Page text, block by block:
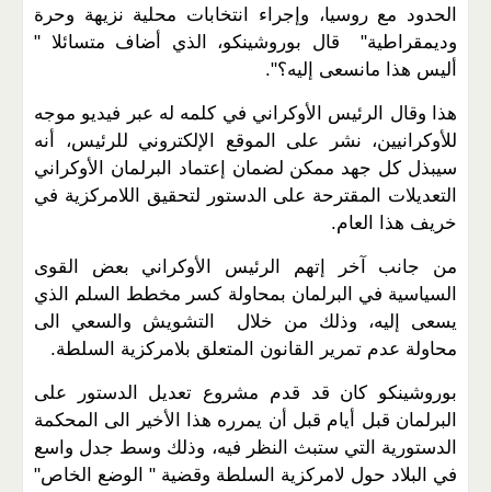
الحدود مع روسيا، وإجراء انتخابات محلية نزيهة وحرة
وديمقراطية" قال بوروشينكو، الذي أضاف متسائلا "
أليس هذا مانسعى إليه؟".
هذا وقال الرئيس الأوكراني في كلمه له عبر فيديو موجه
للأوكرانيين، نشر على الموقع الإلكتروني للرئيس، أنه
سيبذل كل جهد ممكن لضمان إعتماد البرلمان الأوكراني
التعديلات المقترحة على الدستور لتحقيق اللامركزية في
خريف هذا العام.
من جانب آخر إتهم الرئيس الأوكراني بعض القوى
السياسية في البرلمان بمحاولة كسر مخطط السلم الذي
يسعى إليه، وذلك من خلال التشويش والسعي الى
محاولة عدم تمرير القانون المتعلق بلامركزية السلطة.
بوروشينكو كان قد قدم مشروع تعديل الدستور على
البرلمان قبل أيام قبل أن يمرره هذا الأخير الى المحكمة
الدستورية التي ستبث النظر فيه، وذلك وسط جدل واسع
في البلاد حول لامركزية السلطة وقضية " الوضع الخاص"